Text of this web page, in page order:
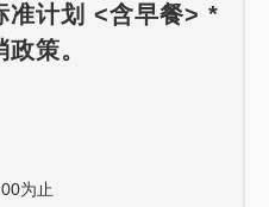
准计划 <含早餐> *
策。
为止